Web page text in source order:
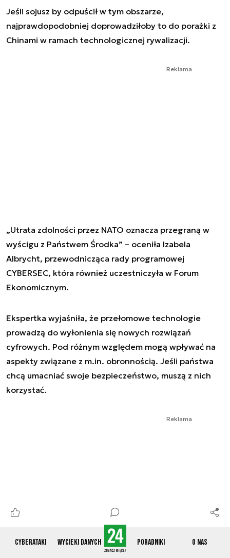
Cyberataki Wycieki danych Poradniki O nas
Jeśli sojusz by odpuścił w tym obszarze,
najprawdopodobniej doprowadziłoby to do porażki z
Chinami w ramach technologicznej rywalizacji.
Reklama
„Utrata zdolności przez NATO oznacza przegraną w
wyścigu z Państwem Środka” – oceniła Izabela
Albrycht, przewodnicząca rady programowej
CYBERSEC, która również uczestniczyła w Forum
Ekonomicznym.
Ekspertka wyjaśniła, że przełomowe technologie
prowadzą do wyłonienia się nowych rozwiązań
cyfrowych. Pod różnym względem mogą wpływać na
aspekty związane z m.in. obronnością. Jeśli państwa
chcą umacniać swoje bezpieczeństwo, muszą z nich
korzystać.
Reklama